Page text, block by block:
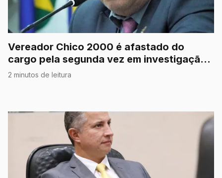
Vereador Chico 2000 é afastado do
cargo pela segunda vez em investigação
por corrupção
2 minutos de leitura